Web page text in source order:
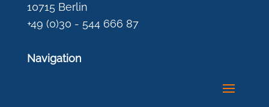
10715 Berlin
+49 (0)30 - 544 666 87
Navigation